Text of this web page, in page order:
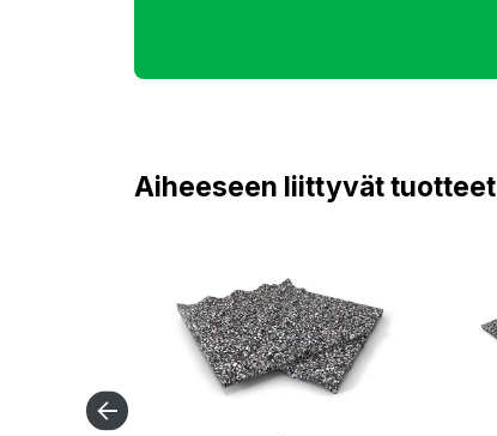
Aiheeseen liittyvät tuotteet